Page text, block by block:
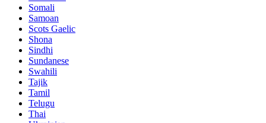
Somali
Samoan
Scots Gaelic
Shona
Sindhi
Sundanese
Swahili
Tajik
Tamil
Telugu
Thai